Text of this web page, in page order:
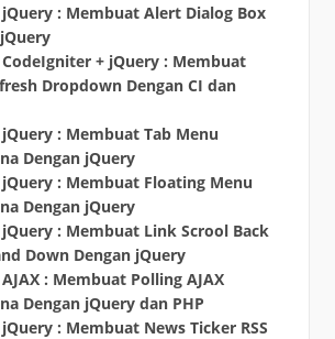
: Membuat Alert Dialog Box
+ jQuery : Membuat
Dropdown Dengan CI dan
: Membuat Tab Menu
Dengan jQuery
: Membuat Floating Menu
Dengan jQuery
: Membuat Link Scrool Back
Down Dengan jQuery
: Membuat Polling AJAX
Dengan jQuery dan PHP
: Membuat News Ticker RSS